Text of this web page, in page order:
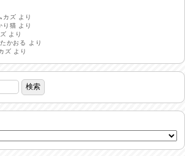
動を…
カズ より
り猫 より
より
かおる
より
ズ より